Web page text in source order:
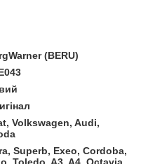
(BERU)
Volkswagen, Audi,
Superb, Exeo, Cordoba,